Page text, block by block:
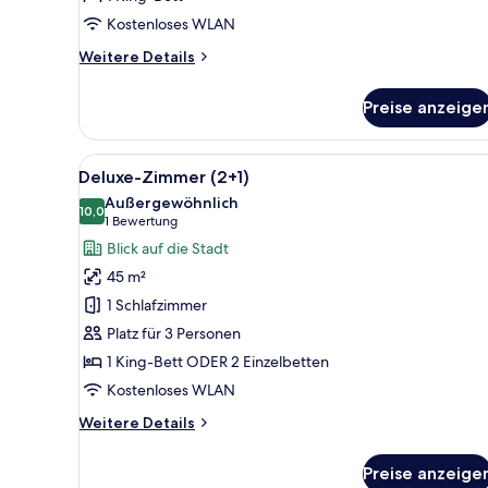
Master)
Kostenloses WLAN
Weitere Details
Weitere
1
Schlafzimmer
(Premium
Master)
Preise
Alle
Fotos
für
Deluxe-
Zimmer
(2+1)
anzeigen
Ein Hotelzimmer mit einem
5
Deluxe-Zimmer (2+1)
10,010,0 von 10
Außergewöhnlich
1 Bewertung
(1
Bewertung)
Blick auf die Stadt
45 m²
1 Schlafzimmer
Platz für 3 Personen
1 King-Bett ODER 2 Einzelbetten
Kostenloses WLAN
Weitere Details
Weitere
Preise